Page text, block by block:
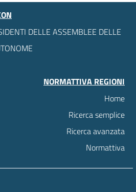
DELLE ASSEMBLEE DELLE
NORMATTIVA REGIONI
Home
Ricerca semplice
Ricerca avanzata
Normattiva